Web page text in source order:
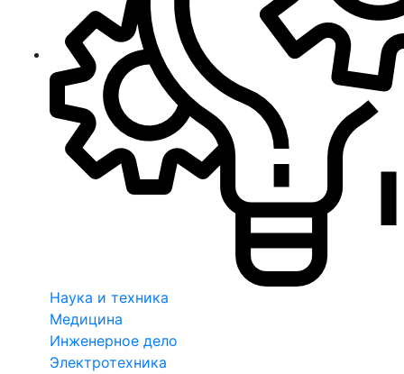
Наука и техника
Медицина
Инженерное дело
Электротехника